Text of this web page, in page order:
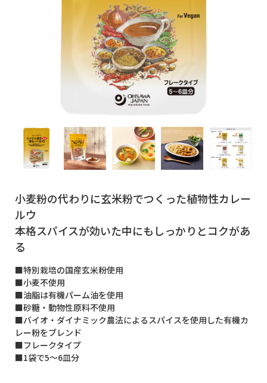
小麦粉の代わりに玄米粉でつくった植物性カレー
ルウ
本格スパイスが効いた中にもしっかりとコクがあ
る
■特別栽培の国産玄米粉使用
■小麦不使用
■油脂は有機パーム油を使用
■砂糖・動物性原料不使用
■バイオ・ダイナミック農法によるスパイスを使用した有機カ
レー粉をブレンド
■フレークタイプ
■1袋で5～6皿分